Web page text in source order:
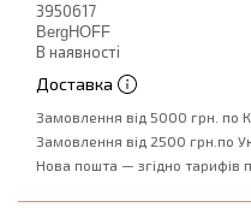
3950617
BergHOFF
В наявності
Доставка
Замовлення від 5000 грн. по
Замовлення від 2500 грн.по
Нова пошта — згідно тарифів